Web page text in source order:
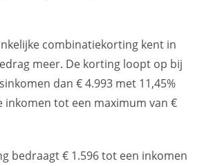
combinatiekorting kent in
meer. De korting loopt op bij
dan € 4.993 met 11,45%
inkomen tot een maximum van €
bedraagt € 1.596 tot een inkomen